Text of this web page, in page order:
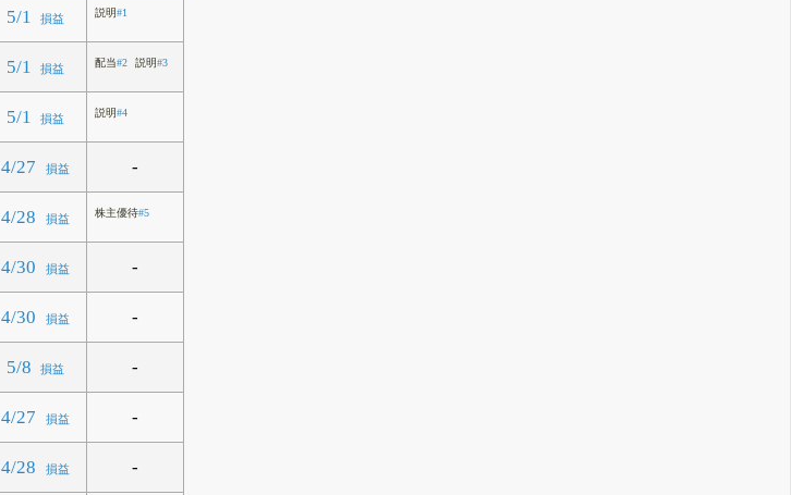
5/1 損益 説明#1
5/1 損益 配当#2 説明#3
5/1 損益 説明#4
4/27 損益 -
4/28 損益 株主優待#5
4/30 損益 -
4/30 損益 -
5/8 損益 -
4/27 損益 -
4/28 損益 -